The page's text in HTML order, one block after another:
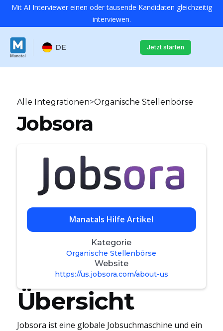
Mit AI Interviewer einen oder tausende Kandidaten gleichzeitig
interviewen.
DE Jetzt starten
Alle Integrationen>Organische Stellenbörse
Jobsora
Manatals Hilfe Artikel
Kategorie
Organische Stellenbörse
Website
https://us.jobsora.com/about-us
Übersicht
Jobsora ist eine globale Jobsuchmaschine und ein